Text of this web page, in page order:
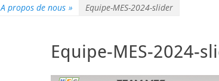
A propos de nous » Equipe-MES-2024-slider
Equipe-MES-2024-